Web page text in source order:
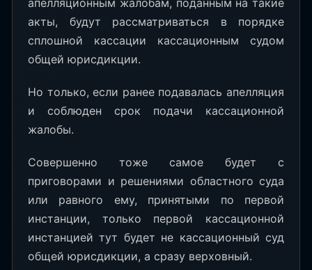
апелляционным жалобам, поданным на такие
акты, будут рассматриваться в порядке
сплошной кассации кассационным судом
общей юрисдикции.
Но только, если ранее подавалась апелляция
и соблюден срок подачи кассационной
жалобы.
Совершенно тоже самое будет с
приговорами и решениями областного суда
или равного ему, принятыми по первой
инстанции, только первой кассационной
инстанцией тут будет не кассационный суд
общей юрисдикции, а сразу верховный.